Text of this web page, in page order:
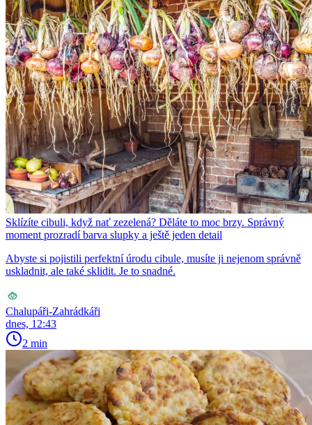
Sklízíte cibuli, když nať zezelená? Děláte to moc brzy. Správný
moment prozradí barva slupky a ještě jeden detail
Abyste si pojistili perfektní úrodu cibule, musíte ji nejenom správně
uskladnit, ale také sklidit. Je to snadné.
Chalupáři-Zahrádkáři
dnes, 12:43
2 min